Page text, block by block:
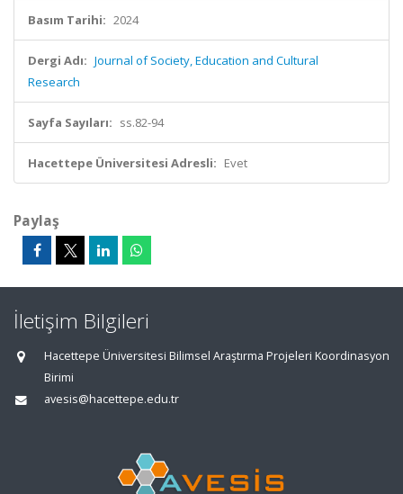
Basım Tarihi: 2024
Dergi Adı: Journal of Society, Education and Cultural
Research
Sayfa Sayıları: ss.82-94
Hacettepe Üniversitesi Adresli: Evet
Paylaş
İletişim Bilgileri
Hacettepe Üniversitesi Bilimsel Araştırma Projeleri Koordinasyon
Birimi
avesis@hacettepe.edu.tr